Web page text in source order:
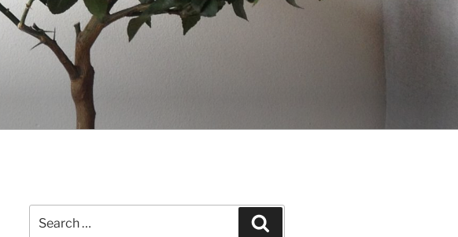
for: